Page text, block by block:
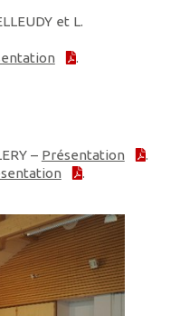
et L.
.
– Présentation
.
.